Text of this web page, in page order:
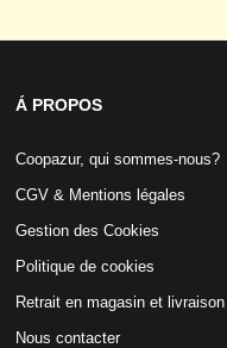
Á PROPOS
Coopazur, qui sommes-nous?
CGV & Mentions légales
Gestion des Cookies
Politique de cookies
Retrait en magasin et livraison
Nous contacter